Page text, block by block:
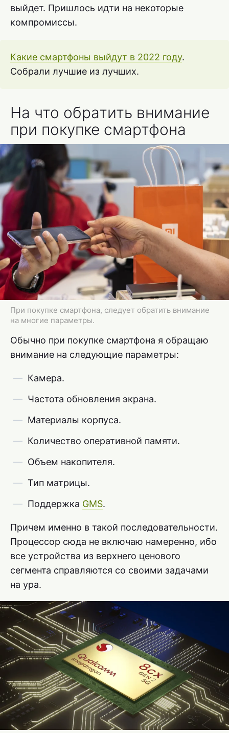
выйдет. Пришлось идти на некоторые
компромиссы.
Какие смартфоны выйдут в 2022 году.
Собрали лучшие из лучших.
На что обратить внимание
при покупке смартфона
При покупке смартфона, следует обратить внимание
на многие параметры.
Обычно при покупке смартфона я обращаю
внимание на следующие параметры:
Камера.
Частота обновления экрана.
Материалы корпуса.
Количество оперативной памяти.
Объем накопителя.
Тип матрицы.
Поддержка GMS.
Причем именно в такой последовательности.
Процессор сюда не включаю намеренно, ибо
все устройства из верхнего ценового
сегмента справляются со своими задачами
на ура.